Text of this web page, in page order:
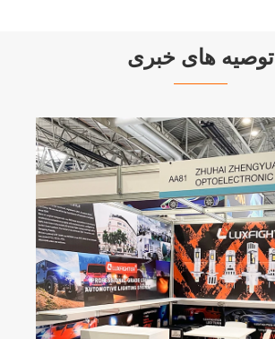
توصیه های خبری